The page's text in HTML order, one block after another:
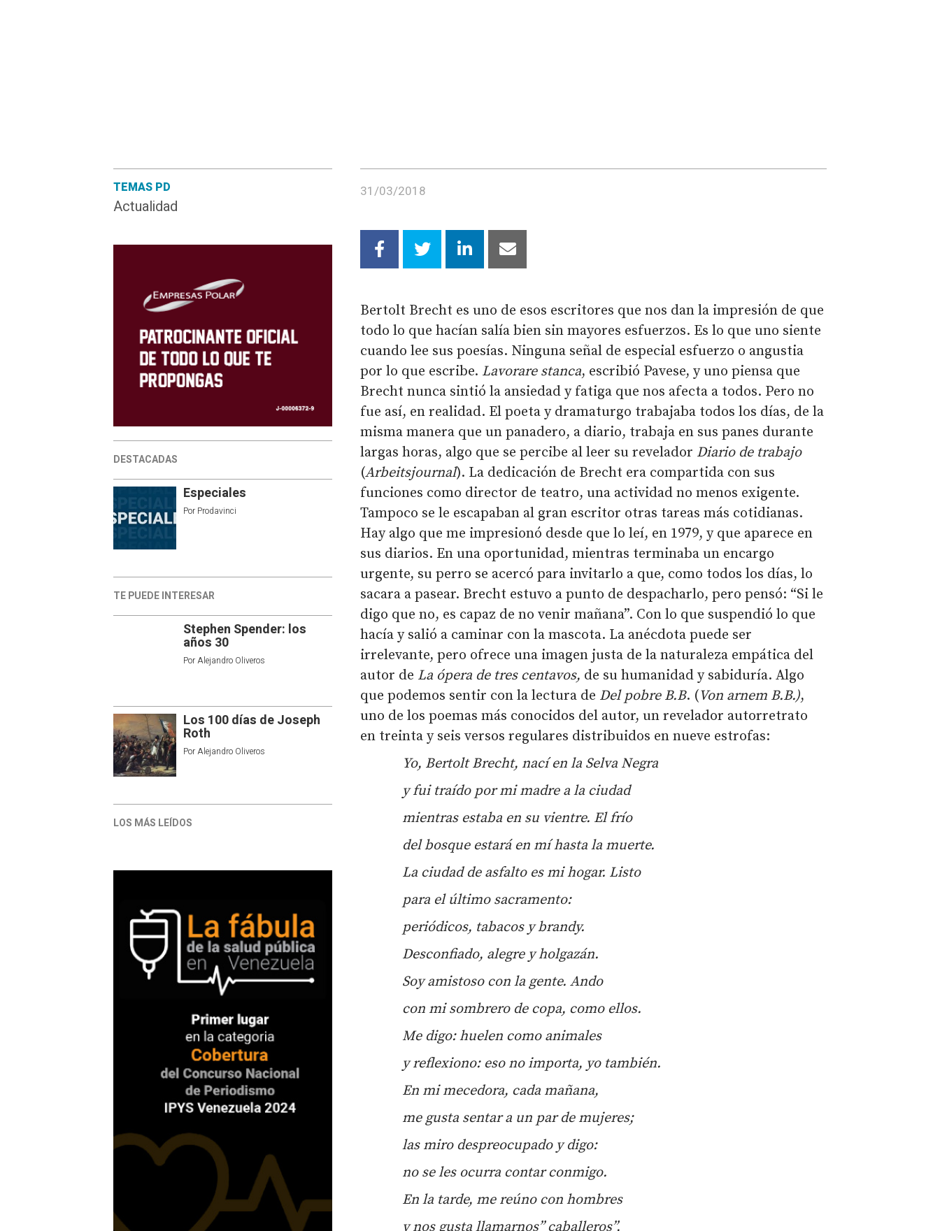
TEMAS PD
Actualidad
DESTACADAS
Especiales
Por Prodavinci
TE PUEDE INTERESAR
Stephen Spender: los
años 30
PorAlejandro Oliveros
Los 100 días de Joseph
Roth
PorAlejandro Oliveros
LOS MÁS LEÍDOS
31/03/2018
Bertolt Brecht es uno de esos escritores que nos dan la impresión de que
todo lo que hacían salía bien sin mayores esfuerzos. Es lo que uno siente
cuando lee sus poesías. Ninguna señal de especial esfuerzo o angustia
por lo que escribe. Lavorare stanca, escribió Pavese, y uno piensa que
Brecht nunca sintió la ansiedad y fatiga que nos afecta a todos. Pero no
fue así, en realidad. El poeta y dramaturgo trabajaba todos los días, de la
misma manera que un panadero, a diario, trabaja en sus panes durante
largas horas, algo que se percibe al leer su revelador Diario de trabajo
(Arbeitsjournal). La dedicación de Brecht era compartida con sus
funciones como director de teatro, una actividad no menos exigente.
Tampoco se le escapaban al gran escritor otras tareas más cotidianas.
Hay algo que me impresionó desde que lo leí, en 1979, y que aparece en
sus diarios. En una oportunidad, mientras terminaba un encargo
urgente, su perro se acercó para invitarlo a que, como todos los días, lo
sacara a pasear. Brecht estuvo a punto de despacharlo, pero pensó: “Si le
digo que no, es capaz de no venir mañana”. Con lo que suspendió lo que
hacía y salió a caminar con la mascota. La anécdota puede ser
irrelevante, pero ofrece una imagen justa de la naturaleza empática del
autor de La ópera de tres centavos, de su humanidad y sabiduría. Algo
que podemos sentir con la lectura de Del pobre B.B. (Von arnem B.B.),
uno de los poemas más conocidos del autor, un revelador autorretrato
en treinta y seis versos regulares distribuidos en nueve estrofas:
Yo, Bertolt Brecht, nacíen la Selva Negra
y fui traído por mi madre a la ciudad
mientras estaba en su vientre. El frío
del bosque estará en míhasta la muerte.
La ciudad de asfalto es mi hogar. Listo
para el último sacramento:
periódicos, tabacos y brandy.
Desconfiado, alegre y holgazán.
Soy amistoso con la gente. Ando
con mi sombrero de copa, como ellos.
Me digo: huelen como animales
y reflexiono: eso no importa, yo también.
En mi mecedora, cada mañana,
me gusta sentar a un par de mujeres;
las miro despreocupado y digo:
no se les ocurra contar conmigo.
En la tarde, me reúno con hombres
y nos gusta llamarnos”caballeros”,